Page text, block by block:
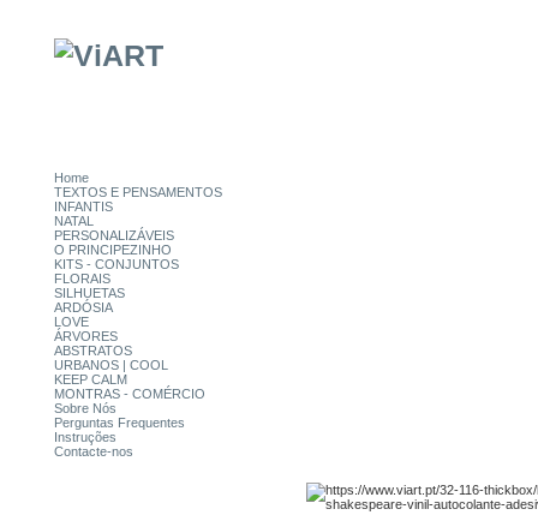
Home
TEXTOS E PENSAMENTOS
INFANTIS
NATAL
PERSONALIZÁVEIS
O PRINCIPEZINHO
KITS - CONJUNTOS
FLORAIS
SILHUETAS
ARDÓSIA
LOVE
ÁRVORES
ABSTRATOS
URBANOS | COOL
KEEP CALM
MONTRAS - COMÉRCIO
Sobre Nós
Perguntas Frequentes
Instruções
Contacte-nos